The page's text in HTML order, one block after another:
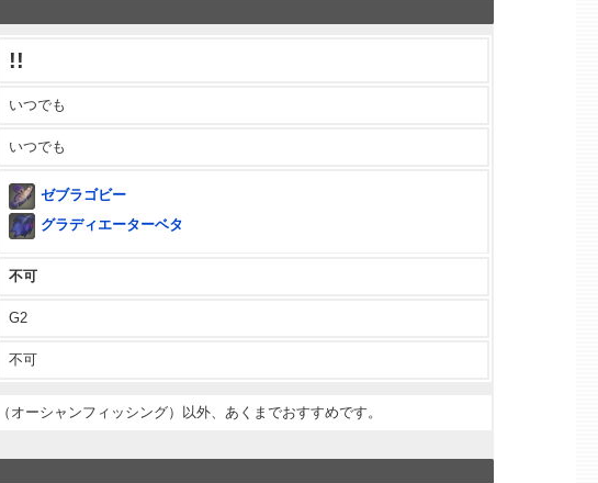
!!
いつでも
いつでも
ゼブラゴビー
グラディエーターベタ
不可
G2
不可
オーシャンフィッシング）以外、あくまでおすすめです。